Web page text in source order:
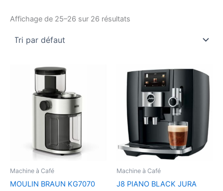
Affichage de 25–26 sur 26 résultats
Machine à Café
MOULIN BRAUN KG7070
Machine à Café
J8 PIANO BLACK JURA